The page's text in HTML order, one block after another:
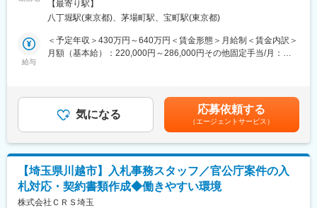
■同社について：
電子部品専門商社である当社にて、海外業務課の貿易事務業務を
近年、自動車業界ではEV（電気自動車）やハイブリッド車の普
及、自動運転技術の進化などにより、車づくりにおける電子部品
を支えています。業績拡大に伴い、海外メーカーとの取引や輸出
入業務を担う海外業務課の体制強化のため増員募集を行います。
海外顧客とのメール対応や輸出入手配、納期管理などを通じて、
グローバルな取引を支える重要なポジションです。専門知識は入
社後に身につけられるため、貿易事務や国際業務に興味のある方
を歓迎します。
変更の範囲：会社の定める業務
ただきながら、将来的には課のメンバーのとりまとめや課長の補
佐など、リーダー的な存在にステップアップしていただくことを
想定しています。
■業務詳細：
・上記の業務運営を円滑に進めるために必要な営業拠点や取引先
との連携
・決算に伴う各種業務、科目明細などの作成（四半期毎に決算、
経験・スキルによって任せる業務の幅を広げていただきます。
会計制度の変更対応、決算、税務、関連業務の改善企画などとの
関わりを深めながら、マネジメントへのステップアップを目指し
【最寄り駅】
八丁堀駅(東京都)、茅場町駅、宝町駅(東京都)
給与
＜予定年収＞430万円～640万円＜賃金形態＞月給制＜賃金内訳＞
月額（基本給）：220,000円～286,000円その他固定手当/月：
無＞有＜残業手当＞有＜給与補足＞■想定年収430万円～640万円
月給制月給 300,000円～442,000円月給￥300,000～ 基本給
￥220,000～ 固定残業代￥40,000～ 諸手当(住宅手当含む)
￥40,000～を含む/月■賞与実績:年2回（6月、12月）標準4.0ヶ月
分～賃金はあくまでも目安の金額であり、選考を通じて上下する
可能性があります。月給(月額)は固定手当を含めた表記です。
気になる 応募依頼する
（エージェントサービス）
【埼玉県川越市】入札事務スタッフ／官公庁案件の入
札対応・契約書類作成◆働きやすい環境
株式会社ＣＲＳ埼玉